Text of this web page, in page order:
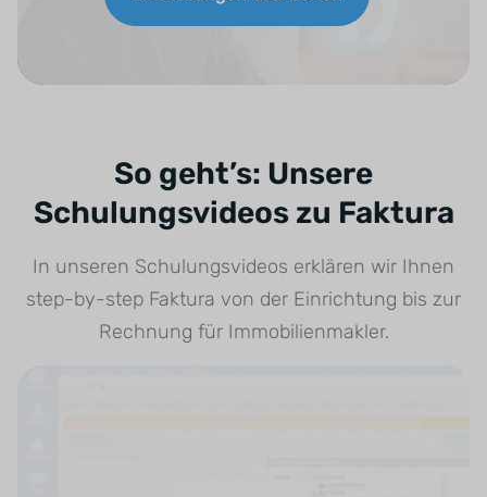
So geht’s: Unsere
Schulungsvideos zu Faktura
In unseren Schulungsvideos erklären wir Ihnen
step-by-step Faktura von der Einrichtung bis zur
Rechnung für Immobilienmakler.